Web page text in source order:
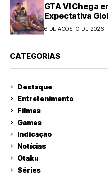
GTA VI Chega
Expectativa
6 DE AGOSTO DE 2026
CATEGORIAS
Destaque
Entretenimento
Filmes
Games
Indicação
Notícias
Otaku
Séries